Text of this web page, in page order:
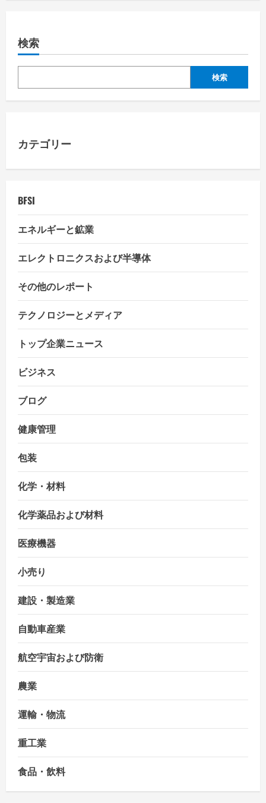
a
v
i
a
o
n
検索
検索
カテゴリー
BFSI
エネルギーと鉱業
エレクトロニクスおよび半導体
その他のレポート
テクノロジーとメディア
トップ企業ニュース
ビジネス
ブログ
健康管理
包装
化学・材料
化学薬品および材料
医療機器
小売り
建設・製造業
自動車産業
航空宇宙および防衛
農業
運輸・物流
重工業
食品・飲料